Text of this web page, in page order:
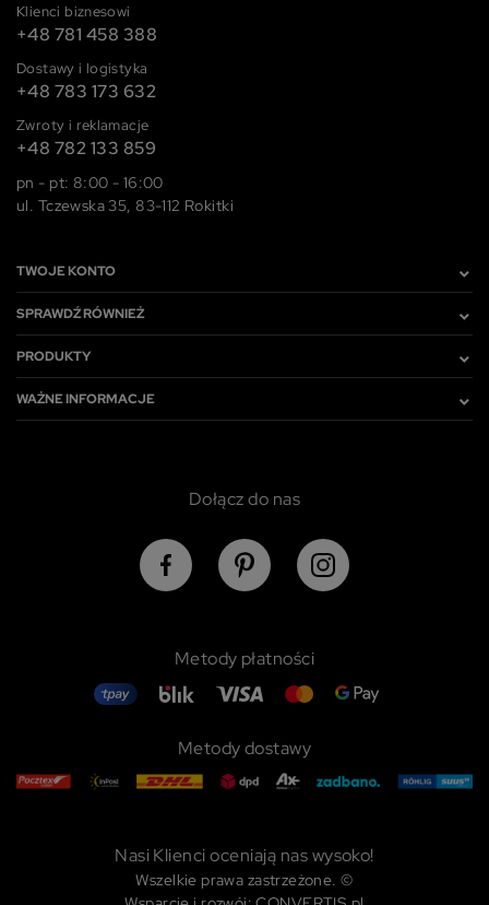
Klienci biznesowi
+48 781 458 388
Dostawy i logistyka
+48 783 173 632
Zwroty i reklamacje
+48 782 133 859
pn - pt: 8:00 - 16:00
ul. Tczewska 35, 83-112 Rokitki
TWOJE KONTO
SPRAWDŹ RÓWNIEŻ
PRODUKTY
WAŻNE INFORMACJE
Dołącz do nas
Metody płatności
Metody dostawy
Nasi Klienci oceniają nas wysoko!
Wszelkie prawa zastrzeżone. ©